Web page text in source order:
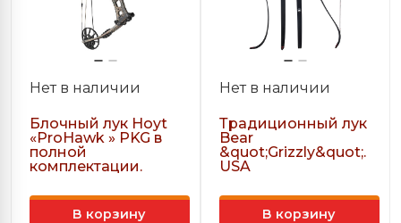
Нет в наличии
Блочный лук Hoyt
«ProHawk » PKG в
полной
комплектации.
В корзину
Нет в наличии
Традиционный лук
Bear
&quot;Grizzly&quot;.
USA
В корзину